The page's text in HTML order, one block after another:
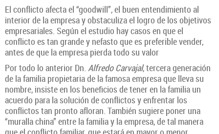
El conflicto afecta el “goodwill”, el buen entendimiento al
interior de la empresa y obstaculiza el logro de los objetivos
empresariales. Según el estudio hay casos en que el
conflicto es tan grande y nefasto que es preferible vender,
antes de que la empresa pierda todo su valor
Por todo lo anterior Dn. Alfredo Carvajal, tercera generación
de la familia propietaria de la famosa empresa que lleva su
nombre, insiste en los beneficios de tener en la familia un
acuerdo para la solución de conflictos y enfrentar los
conflictos tan pronto afloran. También sugiere poner una
“muralla china” entre la familia y la empresa, de tal manera